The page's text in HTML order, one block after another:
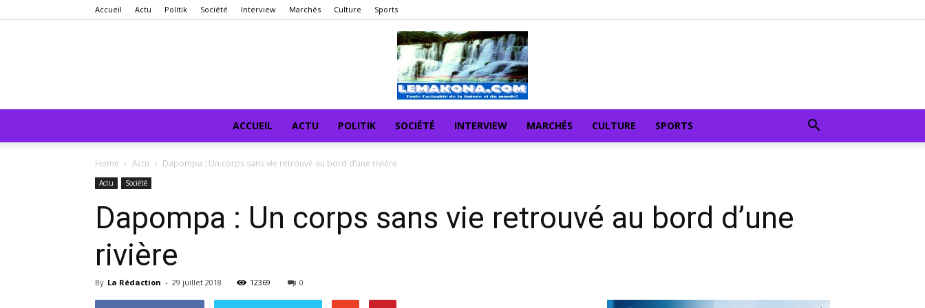
Accueil Actu Politik Société Interview Marchés Culture Sports
ACCUEIL ACTU POLITIK SOCIÉTÉ INTERVIEW MARCHÉS CULTURE SPORTS
Home Actu Dapompa : Un corps sans vie retrouvé au bord d’une rivière
Actu Société
Dapompa : Un corps sans vie retrouvé au bord d’une
rivière
By La Rédaction - 29 juillet 2018 12369 0